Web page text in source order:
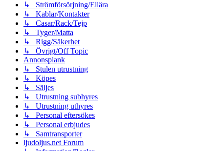
↳ Strömförsörjning/Ellära
↳ Kablar/Kontakter
↳ Casar/Rack/Tejp
↳ Tyger/Matta
↳ Rigg/Säkerhet
↳ Övrigt/Off Topic
Annonsplank
↳ Stulen utrustning
↳ Köpes
↳ Säljes
↳ Utrustning subhyres
↳ Utrustning uthyres
↳ Personal eftersökes
↳ Personal erbjudes
↳ Samtransporter
ljudoljus.net Forum